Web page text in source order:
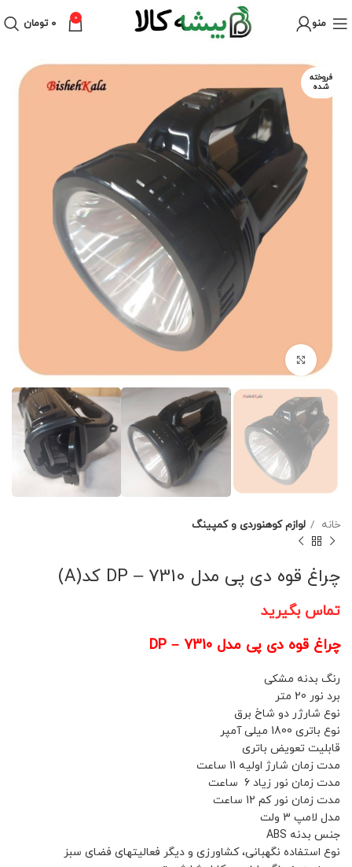
منو 0 ۰ تومان
فروخته
شده
خانه لوازم کوهنوردی و کمپینگ
چراغ قوه دی پی مدل DP – 7310 کد(A)
تماس بگیرید
چراغ قوه دی پی مدل DP – 7310
رنگ بدنه مشکی
برد نور 20 متر
نوع شارژر دو شاخ برق
نوع باتری 1800 میلی آمپر
قابلیت تعویض باتری
مدت زمان شارژ اولیه 11 ساعت
مدت زمان نور زیاد 6 ساعت
مدت زمان نور کم 12 ساعت
مدل لامپ 3 ولت
جنس بدنه ABS
نوع استفاده نگهبانی، کشاورزی و دیگر فعالیتهای فضای سبز